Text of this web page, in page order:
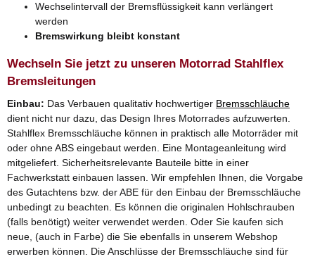
Wechselintervall der Bremsflüssigkeit kann verlängert
werden
Bremswirkung bleibt konstant
Wechseln Sie jetzt zu unseren Motorrad Stahlflex
Bremsleitungen
Einbau: Das Verbauen qualitativ hochwertiger Bremsschläuche
dient nicht nur dazu, das Design Ihres Motorrades aufzuwerten.
Stahlflex Bremsschläuche können in praktisch alle Motorräder mit
oder ohne ABS eingebaut werden. Eine Montageanleitung wird
mitgeliefert. Sicherheitsrelevante Bauteile bitte in einer
Fachwerkstatt einbauen lassen. Wir empfehlen Ihnen, die Vorgabe
des Gutachtens bzw. der ABE für den Einbau der Bremsschläuche
unbedingt zu beachten. Es können die originalen Hohlschrauben
(falls benötigt) weiter verwendet werden. Oder Sie kaufen sich
neue, (auch in Farbe) die Sie ebenfalls in unserem Webshop
erwerben können. Die Anschlüsse der Bremsschläuche sind für